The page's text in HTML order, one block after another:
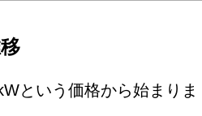
という価格から始まりま